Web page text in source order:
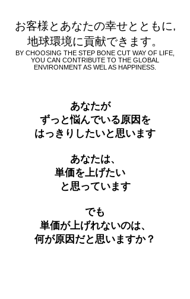
お客様とあなたの幸せとともに,
地球環境に貢献できます。
BY CHOOSING THE STEP BONE CUT WAY OF LIFE,
YOU CAN CONTRIBUTE TO THE GLOBAL
ENVIRONMENT AS WEL AS HAPPINESS.
あなたが
ずっと悩んでいる原因を
はっきりしたいと思います
あなたは、
単価を上げたい
と思っています
でも
単価が上げれないのは、
何が原因だと思いますか？